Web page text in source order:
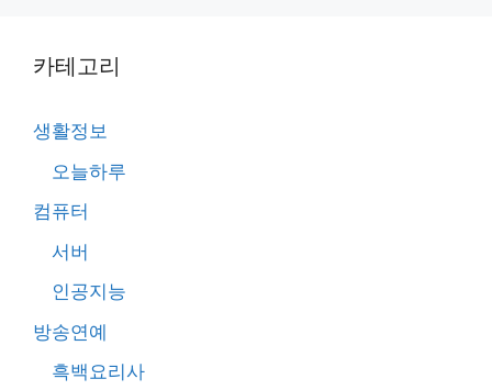
카테고리
생활정보
오늘하루
컴퓨터
서버
인공지능
방송연예
흑백요리사